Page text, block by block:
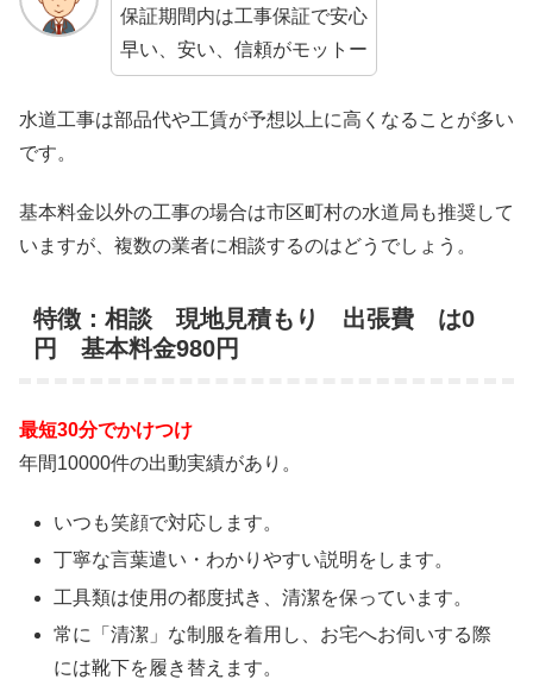
保証期間内は工事保証で安心
早い、安い、信頼がモットー
水道工事は部品代や工賃が予想以上に高くなることが多い
です。
基本料金以外の工事の場合は市区町村の水道局も推奨して
いますが、複数の業者に相談するのはどうでしょう。
特徴：相談 現地見積もり 出張費 は0
円 基本料金980円
最短30分でかけつけ
年間10000件の出動実績があり。
いつも笑顔で対応します。
丁寧な言葉遣い・わかりやすい説明をします。
工具類は使用の都度拭き、清潔を保っています。
常に「清潔」な制服を着用し、お宅へお伺いする際
には靴下を履き替えます。